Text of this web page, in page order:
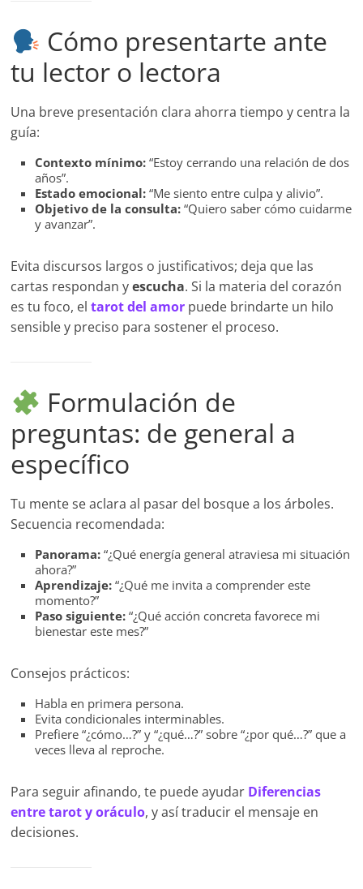
Cómo presentarte ante
tu lector o lectora
Una breve presentación clara ahorra tiempo y centra la
guía:
Contexto mínimo: “Estoy cerrando una relación de dos
años”.
Estado emocional: “Me siento entre culpa y alivio”.
Objetivo de la consulta: “Quiero saber cómo cuidarme
y avanzar”.
Evita discursos largos o justificativos; deja que las
cartas respondan yescucha. Si la materia del corazón
es tu foco, eltarot del amor puede brindarte un hilo
sensible y preciso para sostener el proceso.
Formulación de
preguntas: de general a
específico
Tu mente se aclara al pasar del bosque a los árboles.
Secuencia recomendada:
Panorama: “¿Qué energía general atraviesa mi situación
ahora?”
Aprendizaje: “¿Qué me invita a comprender este
momento?”
Paso siguiente: “¿Qué acción concreta favorece mi
bienestar este mes?”
Consejos prácticos:
Habla en primera persona.
Evita condicionales interminables.
Prefiere “¿cómo…?” y “¿qué…?” sobre “¿por qué…?” que a
veces lleva al reproche.
Para seguir afinando, te puede ayudar Diferencias
entre tarot y oráculo, y así traducir el mensaje en
decisiones.